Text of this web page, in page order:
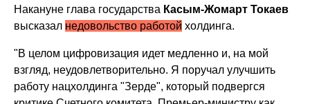
Накануне глава государства Касым-Жомарт Токаев
высказал недовольство работой холдинга.
"В целом цифровизация идет медленно и, на мой
взгляд, неудовлетворительно. Я поручал улучшить
работу нацхолдинга "Зерде", который подвергся